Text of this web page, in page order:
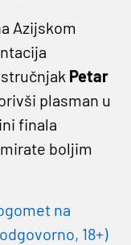
Azijskom
Petar
plasman u
finala
boljim
na
18+)